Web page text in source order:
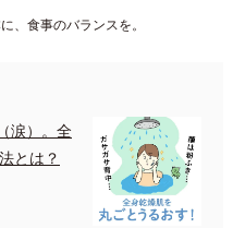
、食事のバランスを。
涙）。全
とは？